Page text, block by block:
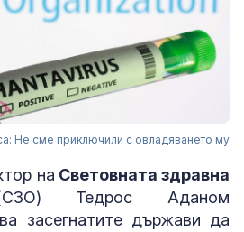
Не сме приключили с овладяването му
на Световната здравна
Тедрос Аданом
засегнатите държави да